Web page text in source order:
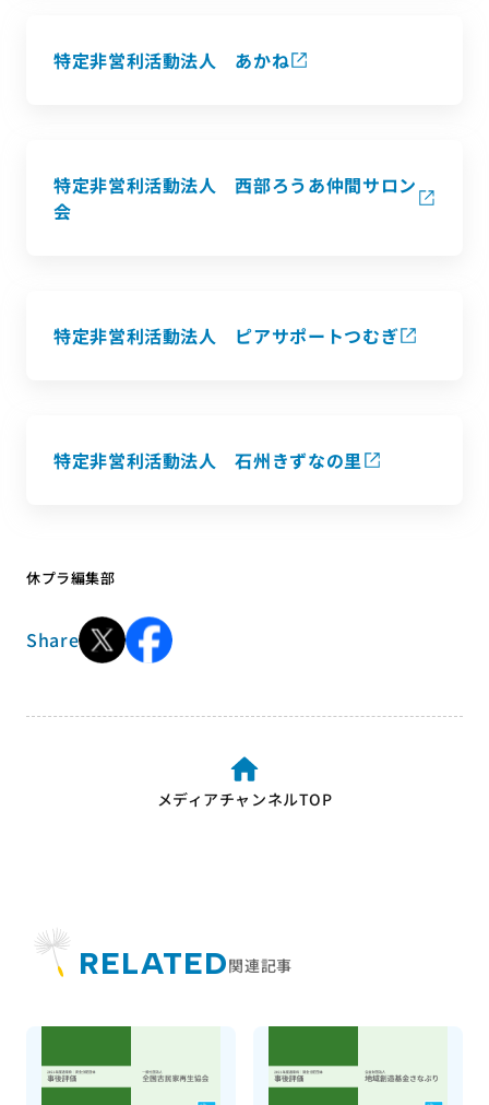
特定非営利活動法人 あかね
特定非営利活動法人 西部ろうあ仲間サロン
会
特定非営利活動法人 ピアサポートつむぎ
特定非営利活動法人 石州きずなの里
休プラ編集部
Share
メディアチャンネルTOP
RELATED関連記事